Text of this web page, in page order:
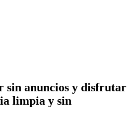
sin anuncios y disfrutar
limpia y sin